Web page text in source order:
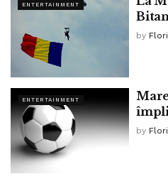
ENTERTAINMENT
by
ENTERTAINMENT
by